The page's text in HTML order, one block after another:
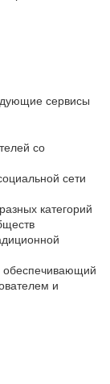
сервисы
со
сети
категорий
обеспечивающий
и